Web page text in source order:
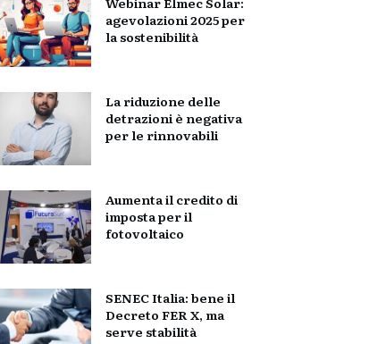
agevolazioni 2025 per
la sostenibilità
La riduzione delle
detrazioni è negativa
per le rinnovabili
Aumenta il credito di
imposta per il
fotovoltaico
SENEC Italia: bene il
Decreto FER X, ma
serve stabilità